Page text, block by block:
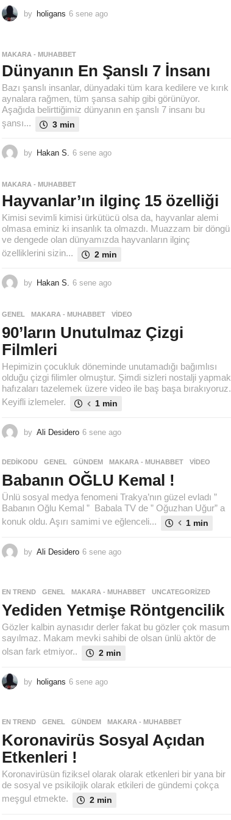
by holigans 6 sene ago
a
g
o
MAKARA - MUHABBET
Dünyanın En Şanslı 7 İnsanı
Bazı şanslı insanlar, dünyadaki tüm kara kedilere ve kırık
aynalara rağmen, tüm şansa sahip gibi görünüyor.
Aşağıda belirttiğimiz dünyanın en şanslı 7 insanı bu
şansı...
3 min
by Hakan S. 6 sene ago
e
a
g
o
MAKARA - MUHABBET
Hayvanlar’ın ilginç 15 özelliği
Kimisi sevimli kimisi ürkütücü olsa da, hayvanlar alemi
olmasa eminiz ki insanlık ta olmazdı. Muazzam bir döngü
ve dengede olan dünyamızda hayvanların ilginç
özelliklerini sizin...
2 min
by Hakan S. 6 sene ago
n
e
a
o
GENEL ,MAKARA - MUHABBET ,VIDEO
90’ların Unutulmaz Çizgi
Filmleri
Hepimizin çocukluk döneminde unutamadığı bağımlısı
olduğu çizgi filimler olmuştur. Şimdi sizleri nostalji yapmak
hafızaları tazelemek üzere video ile baş başa bırakıyoruz.
Keyifli izlemeler.
1 min
by Ali Desidero 6 sene ago
n
e
g
o
DEDIKODU ,GENEL ,GÜNDEM ,MAKARA - MUHABBET ,VIDEO
Babanın OĞLU Kemal !
Ünlü sosyal medya fenomeni Trakya’nın güzel evladı ”
Babanın Oğlu Kemal ” Babala TV de ” Oğuzhan Uğur” a
konuk oldu. Aşırı samimi ve eğlenceli...
1 min
by Ali Desidero 6 sene ago
a
o
EN TREND ,GENEL ,MAKARA - MUHABBET ,UNCATEGORIZED
Yediden Yetmişe Röntgencilik
Gözler kalbin aynasıdır derler fakat bu gözler çok masum
sayılmaz. Makam mevki sahibi de olsan ünlü aktör de
olsan fark etmiyor..
2 min
by holigans 6 sene ago
a
EN TREND ,GENEL ,GÜNDEM ,MAKARA - MUHABBET
Koronavirüs Sosyal Açıdan
Etkenleri !
Koronavirüsün fiziksel olarak olarak etkenleri bir yana bir
de sosyal ve psikilojik olarak etkileri de gündemi çokça
meşgul etmekte.
2 min